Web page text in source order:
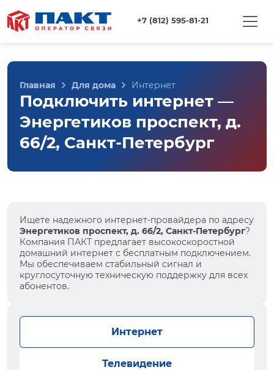
+7 (812) 595-81-21
Главная Для дома Интернет
Подключить интернет —
Энергетиков проспект, д.
66/2, Санкт-Петербург
Ищете надежного интернет-провайдера по адресу
Энергетиков проспект, д. 66/2, Санкт-Петербург?
Компания ПАКТ предлагает высокоскоростной
домашний интернет с бесплатным подключением.
Мы обеспечиваем стабильный сигнал и
круглосуточную техническую поддержку для всех
абонентов.
Интернет
Телевидение